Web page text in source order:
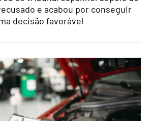
e acabou por conseguir
decisão favorável